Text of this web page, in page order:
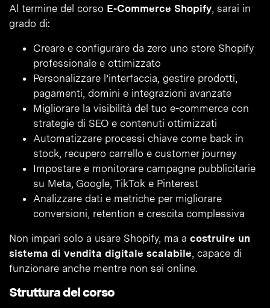
Al termine del corso E-Commerce Shopify, sarai in
grado di:
Creare e configurare da zero uno store Shopify
professionale e ottimizzato
Personalizzare l’interfaccia, gestire prodotti,
pagamenti, domini e integrazioni avanzate
Migliorare la visibilità del tuo e-commerce con
strategie di SEO e contenuti ottimizzati
Automatizzare processi chiave come back in
stock, recupero carrello e customer journey
Impostare e monitorare campagne pubblicitarie
su Meta, Google, TikTok e Pinterest
Analizzare dati e metriche per migliorare
conversioni, retention e crescita complessiva
Non impari solo a usare Shopify, ma a costruire un
sistema di vendita digitale scalabile, capace di
funzionare anche mentre non sei online.
Struttura del corso